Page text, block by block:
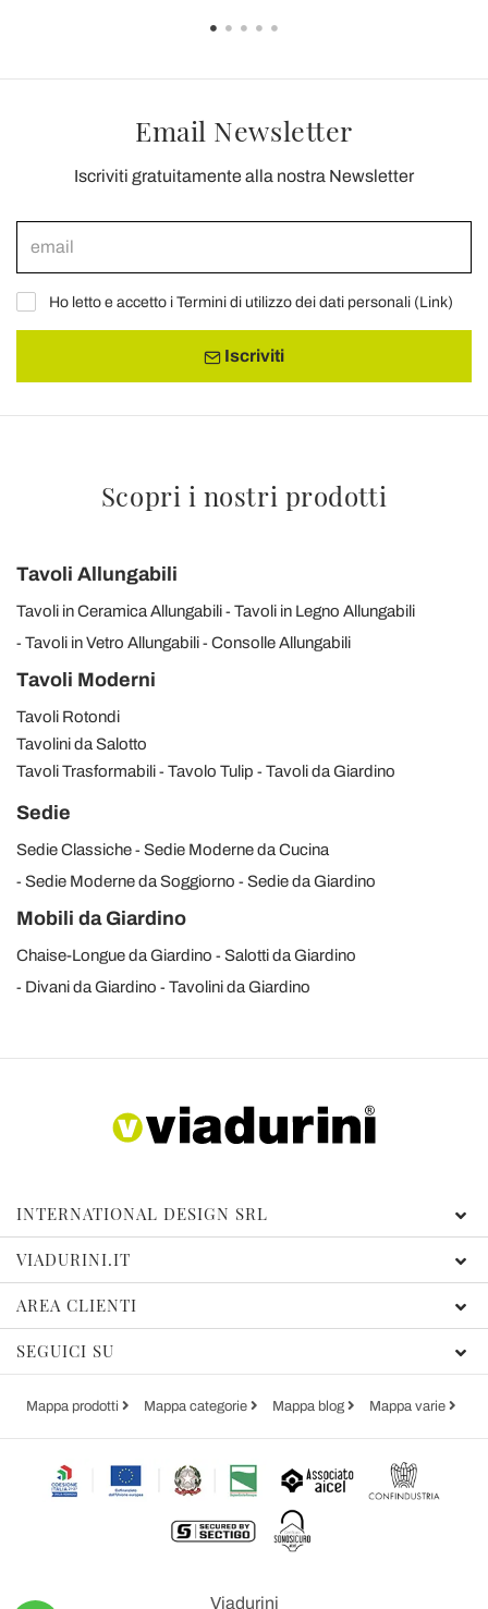
Email Newsletter
Iscriviti gratuitamente alla nostra Newsletter
Ho letto e accetto i Termini di utilizzo dei dati personali (Link)
Iscriviti
Scopri i nostri prodotti
Tavoli Allungabili
Tavoli in Ceramica Allungabili
Tavoli in Legno Allungabili
Tavoli in Vetro Allungabili
Consolle Allungabili
Tavoli Moderni
Tavoli Rotondi
Tavolini da Salotto
Tavoli Trasformabili
Tavolo Tulip Tavoli da Giardino
Sedie
Sedie Classiche
Sedie Moderne da Cucina
Sedie Moderne da Soggiorno
Sedie da Giardino
Mobili da Giardino
Chaise-Longue da Giardino
Salotti da Giardino
Divani da Giardino
Tavolini da Giardino
INTERNATIONAL DESIGN SRL
VIADURINI.IT
AREA CLIENTI
SEGUICI SU
Mappa prodotti Mappa categorie Mappa blog Mappa varie
Viadurini